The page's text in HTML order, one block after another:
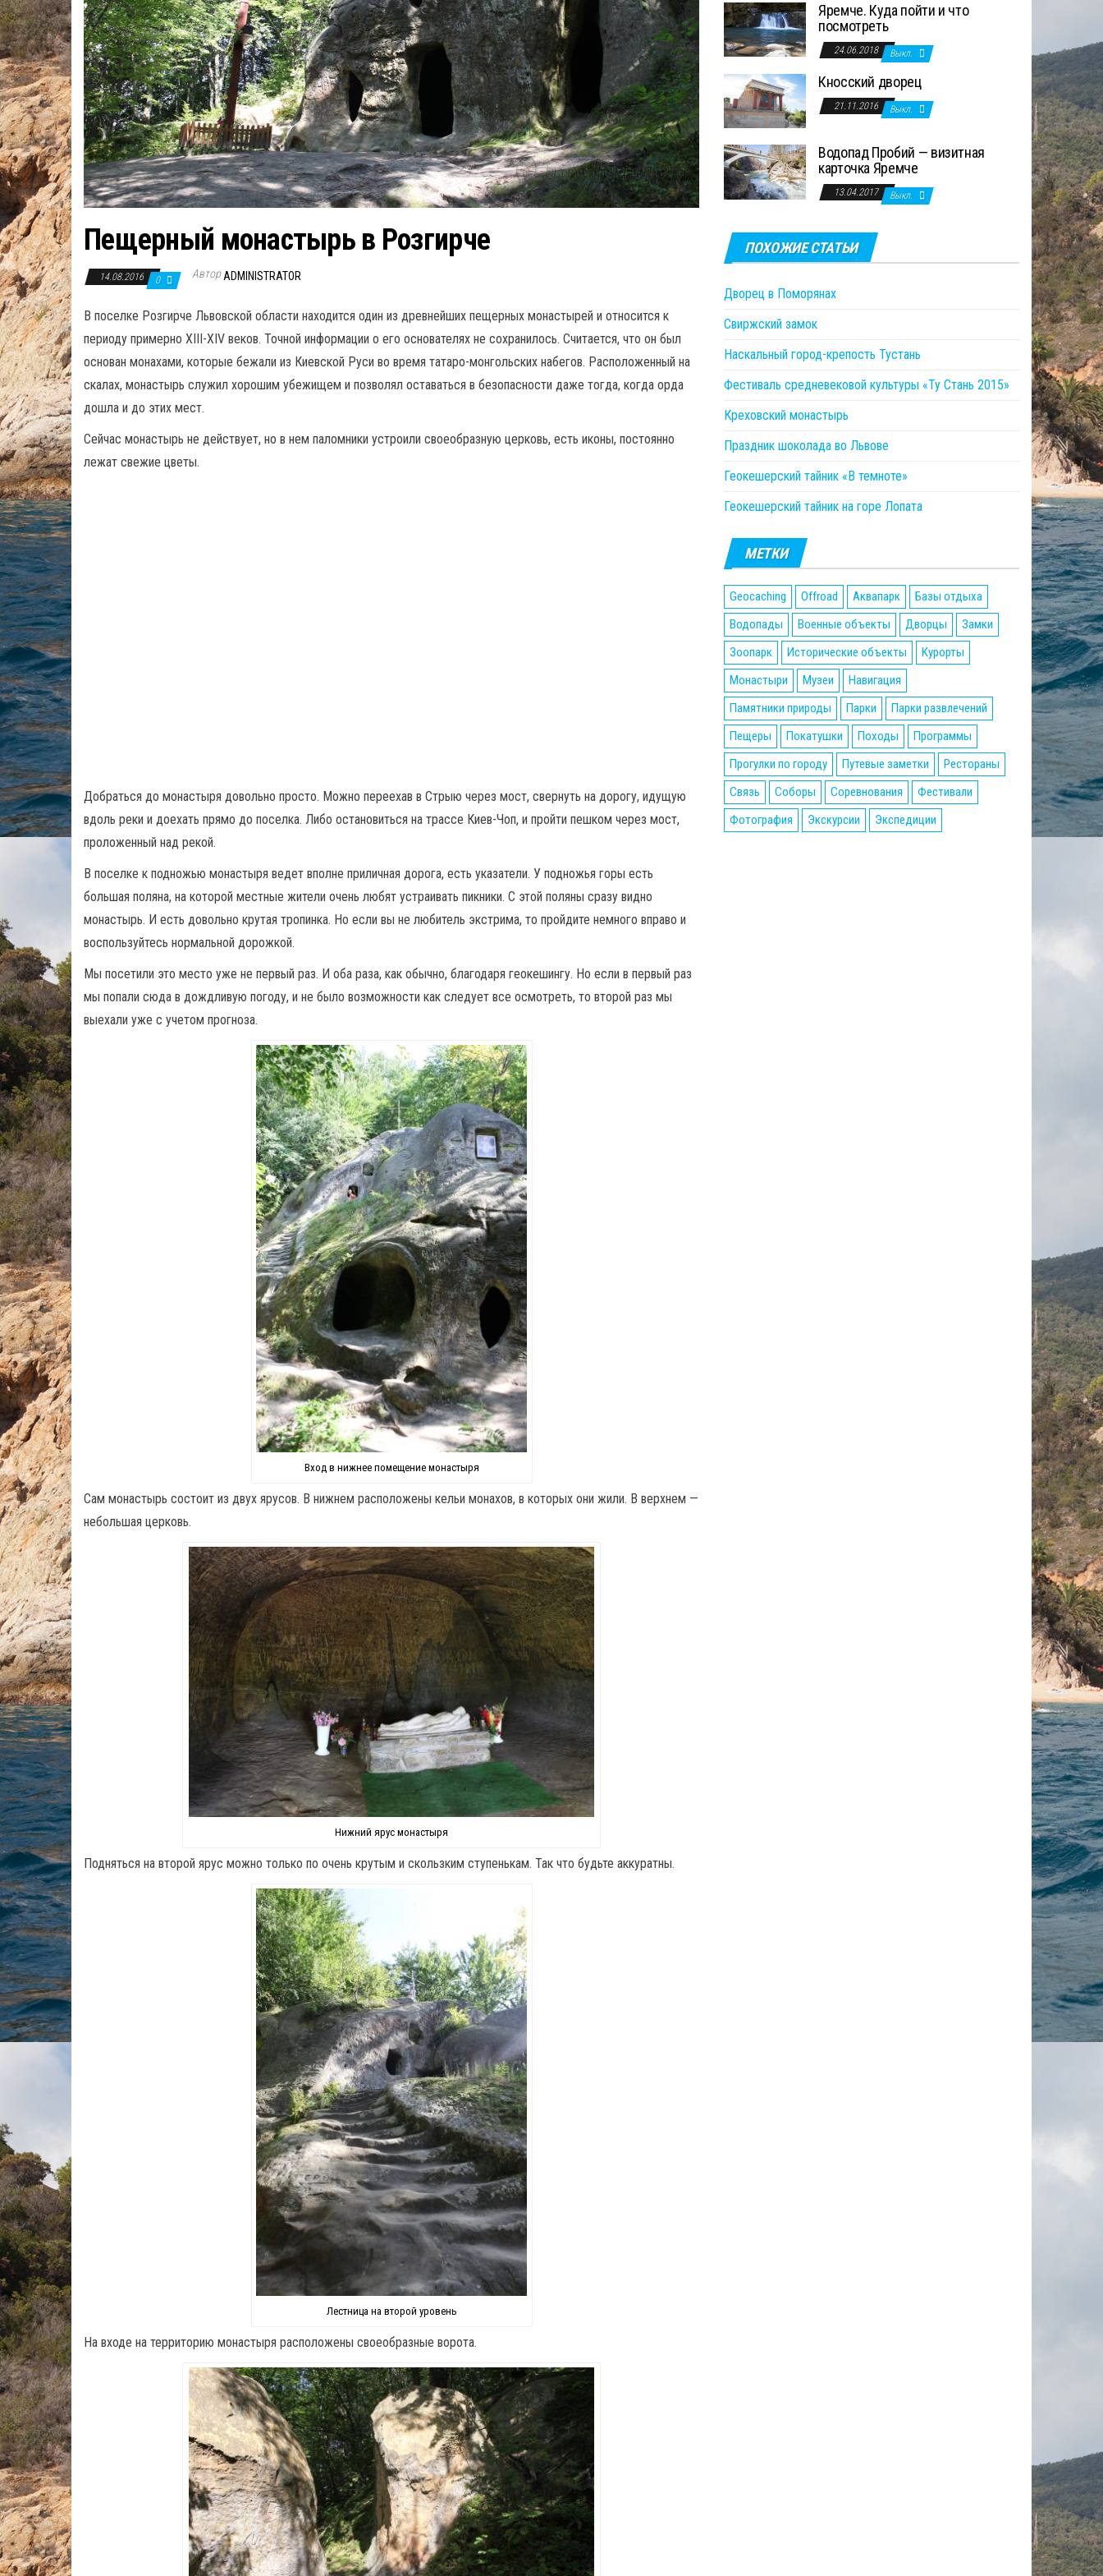
Пещерный монастырь в Розгирче
14.08.2016 0 АвторADMINISTRATOR
В поселке Розгирче Львовской области находится один из древнейших пещерных монастырей и относится к
периоду примерно ХIII-XIV веков. Точной информации о его основателях не сохранилось. Считается, что он был
основан монахами, которые бежали из Киевской Руси во время татаро-монгольских набегов. Расположенный на
скалах, монастырь служил хорошим убежищем и позволял оставаться в безопасности даже тогда, когда орда
дошла и до этих мест.
Сейчас монастырь не действует, но в нем паломники устроили своеобразную церковь, есть иконы, постоянно
лежат свежие цветы.
Добраться до монастыря довольно просто. Можно переехав в Стрыю через мост, свернуть на дорогу, идущую
вдоль реки и доехать прямо до поселка. Либо остановиться на трассе Киев-Чоп, и пройти пешком через мост,
проложенный над рекой.
В поселке к подножью монастыря ведет вполне приличная дорога, есть указатели. У подножья горы есть
большая поляна, на которой местные жители очень любят устраивать пикники. С этой поляны сразу видно
монастырь. И есть довольно крутая тропинка. Но если вы не любитель экстрима, то пройдите немного вправо и
воспользуйтесь нормальной дорожкой.
Мы посетили это место уже не первый раз. И оба раза, как обычно, благодаря геокешингу. Но если в первый раз
мы попали сюда в дождливую погоду, и не было возможности как следует все осмотреть, то второй раз мы
выехали уже с учетом прогноза.
Вход в нижнее помещение монастыря
Сам монастырь состоит из двух ярусов. В нижнем расположены кельи монахов, в которых они жили. В верхнем —
небольшая церковь.
Нижний ярус монастыря
Подняться на второй ярус можно только по очень крутым и скользким ступенькам. Так что будьте аккуратны.
Лестница на второй уровень
На входе на территорию монастыря расположены своеобразные ворота.
Яремче. Куда пойти и что
посмотреть
24.06.2018 Выкл.
Кносский дворец
21.11.2016 Выкл.
Водопад Пробий — визитная
карточка Яремче
13.04.2017 Выкл.
ПОХОЖИЕ СТАТЬИ
Дворец в Поморянах
Свиржский замок
Наскальный город-крепость Тустань
Фестиваль средневековой культуры «Ту Стань 2015»
Креховский монастырь
Праздник шоколада во Львове
Геокешерский тайник «В темноте»
Геокешерский тайник на горе Лопата
МЕТКИ
Geocaching Offroad Аквапарк
Базы отдыха
Водопады
Военные объекты Дворцы
Замки
Зоопарк
Исторические объекты
Курорты
Монастыри
Музеи
Навигация
Памятники природы
Парки
Парки развлечений
Пещеры
Покатушки Походы
Программы
Прогулки по городу
Путевые заметки
Рестораны
Связь
Соборы Соревнования
Фестивали
Фотография
Экскурсии Экспедиции